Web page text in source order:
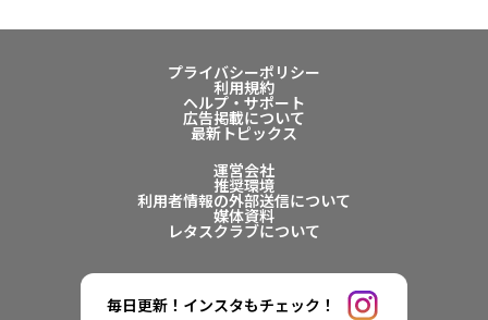
プライバシーポリシー
利用規約
ヘルプ・サポート
広告掲載について
最新トピックス
運営会社
推奨環境
利用者情報の外部送信について
媒体資料
レタスクラブについて
毎日更新！インスタもチェック！